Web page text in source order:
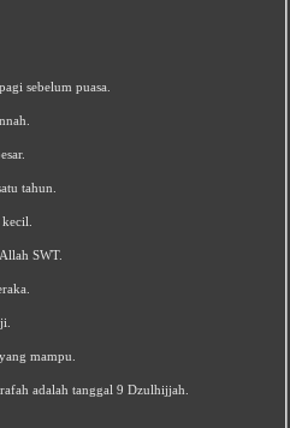
sebelum puasa.
tahun.
SWT.
mampu.
adalah tanggal 9 Dzulhijjah.